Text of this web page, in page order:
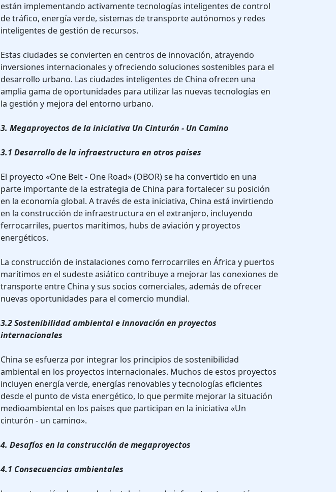
están implementando activamente tecnologías inteligentes de control
de tráfico, energía verde, sistemas de transporte autónomos y redes
inteligentes de gestión de recursos.
Estas ciudades se convierten en centros de innovación, atrayendo
inversiones internacionales y ofreciendo soluciones sostenibles para el
desarrollo urbano. Las ciudades inteligentes de China ofrecen una
amplia gama de oportunidades para utilizar las nuevas tecnologías en
la gestión y mejora del entorno urbano.
3. Megaproyectos de la iniciativa Un Cinturón - Un Camino
3.1 Desarrollo de la infraestructura en otros países
El proyecto «One Belt - One Road» (OBOR) se ha convertido en una
parte importante de la estrategia de China para fortalecer su posición
en la economía global. A través de esta iniciativa, China está invirtiendo
en la construcción de infraestructura en el extranjero, incluyendo
ferrocarriles, puertos marítimos, hubs de aviación y proyectos
energéticos.
La construcción de instalaciones como ferrocarriles en África y puertos
marítimos en el sudeste asiático contribuye a mejorar las conexiones de
transporte entre China y sus socios comerciales, además de ofrecer
nuevas oportunidades para el comercio mundial.
3.2 Sostenibilidad ambiental e innovación en proyectos
internacionales
China se esfuerza por integrar los principios de sostenibilidad
ambiental en los proyectos internacionales. Muchos de estos proyectos
incluyen energía verde, energías renovables y tecnologías eficientes
desde el punto de vista energético, lo que permite mejorar la situación
medioambiental en los países que participan en la iniciativa «Un
cinturón - un camino».
4. Desafíos en la construcción de megaproyectos
4.1 Consecuencias ambientales